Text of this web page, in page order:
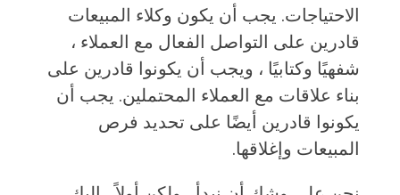
الاحتياجات. يجب أن يكون وكلاء المبيعات
قادرين على التواصل الفعال مع العملاء ،
شفهيًا وكتابيًا ، ويجب أن يكونوا قادرين على
بناء علاقات مع العملاء المحتملين. يجب أن
يكونوا قادرين أيضًا على تحديد فرص
المبيعات وإغلاقها.